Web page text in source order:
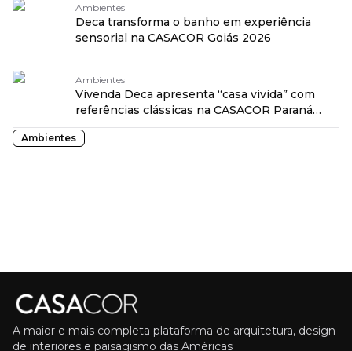
Ambientes
Deca transforma o banho em experiência
sensorial na CASACOR Goiás 2026
Ambientes
Vivenda Deca apresenta “casa vivida” com
referências clássicas na CASACOR Paraná
2026
Ambientes
A maior e mais completa plataforma de arquitetura, design
de interiores e paisagismo das Américas